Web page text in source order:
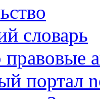
словарь
портал